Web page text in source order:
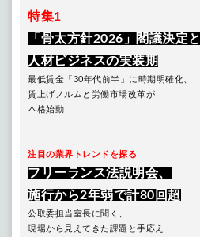
特集1
「骨太方針2026」閣議決定と
人材ビジネスの実装期
最低賃金「30年代前半」に時期明確化、
賃上げノルムと労働市場改革が
本格始動
注目の業界トレンドを探る
フリーランス法説明会、
施行から2年弱で計80回超
公取委担当室長に聞く、
現場から見えてきた課題と手応え